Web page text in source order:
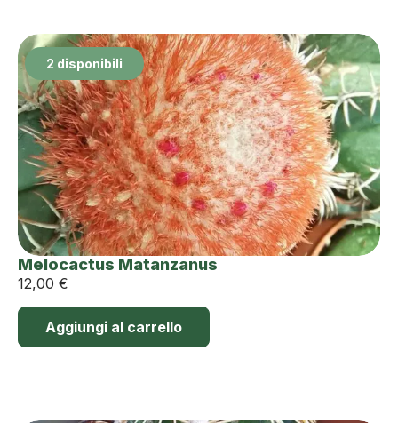
2 disponibili
Melocactus Matanzanus
12,00 €
Aggiungi al carrello